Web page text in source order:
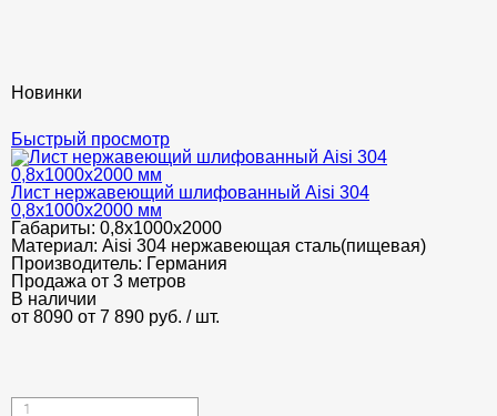
Новинки
Быстрый просмотр
Лист нержавеющий шлифованный Aisi 304
0,8х1000х2000 мм
Габариты: 0,8х1000х2000
Материал: Aisi 304 нержавеющая сталь(пищевая)
Производитель: Германия
Продажа от 3 метров
В наличии
от 8090 от 7 890 руб. / шт.